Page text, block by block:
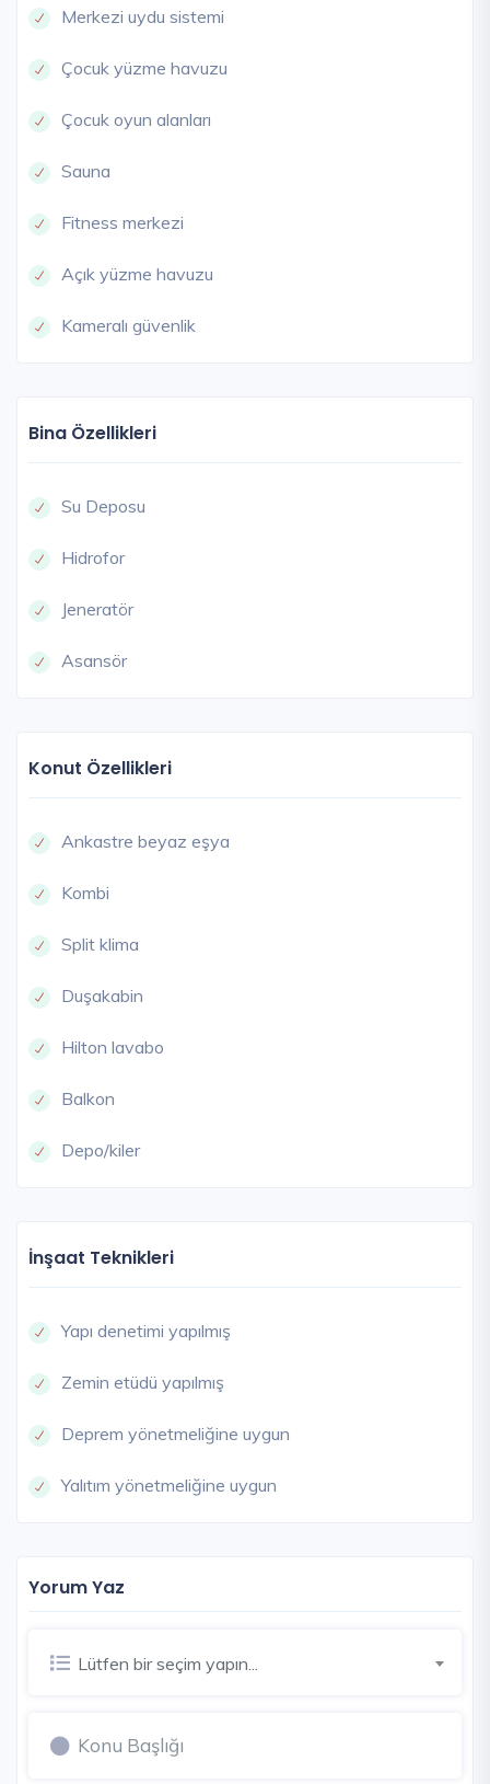
Merkezi uydu sistemi
Çocuk yüzme havuzu
Çocuk oyun alanları
Sauna
Fitness merkezi
Açık yüzme havuzu
Kameralı güvenlik
Bina Özellikleri
Su Deposu
Hidrofor
Jeneratör
Asansör
Konut Özellikleri
Ankastre beyaz eşya
Kombi
Split klima
Duşakabin
Hilton lavabo
Balkon
Depo/kiler
İnşaat Teknikleri
Yapı denetimi yapılmış
Zemin etüdü yapılmış
Deprem yönetmeliğine uygun
Yalıtım yönetmeliğine uygun
Yorum Yaz
Lütfen bir seçim yapın...